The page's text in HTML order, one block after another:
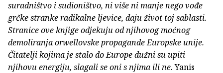
suradništvo i sudioništvo, ni više ni manje nego vođe
grčke stranke radikalne ljevice, daju život toj sablasti.
Stranice ove knjige odjekuju od njihovog moćnog
demoliranja orwellovske propagande Europske unije.
Čitatelji kojima je stalo do Europe dužni su upiti
njihovu energiju, slagali se oni s njima ili ne.Yanis